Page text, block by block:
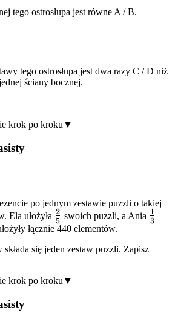
tego ostrosłupa jest równeA/B.
tego ostrosłupa jest dwa razy C /D niż
ściany bocznej.
krok po kroku▼
po jednym zestawie puzzli o takiej
Ela ułożyła \frac{2}
{5}
5
2 swoich puzzli, a Ania 3
1
łącznie 440 elementów.
się jeden zestaw puzzli. Zapisz
krok po kroku ▼